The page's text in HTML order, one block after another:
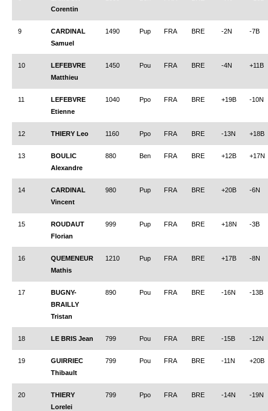
Les tournois
Les scolaires
Les stages
Les galeries
Les annonces de tournois
Corentin
9
CARDINAL
Samuel
1490 Pup FRA BRE -2N -7B
10
LEFEBVRE
Matthieu
1450 Pou FRA BRE -4N +11B
11
LEFEBVRE
Etienne
1040 Ppo FRA BRE +19B -10N
12 THIERY Leo 1160 Ppo FRA BRE -13N +18B
13
BOULIC
Alexandre
880 Ben FRA BRE +12B +17N
14
CARDINAL
Vincent
980 Pup FRA BRE +20B -6N
15
ROUDAUT
Florian
999 Pup FRA BRE +18N -3B
16
QUEMENEUR
Mathis
1210 Pup FRA BRE +17B -8N
17
BUGNY-
BRAILLY
Tristan
890 Pou FRA BRE -16N -13B
18 LE BRIS Jean 799 Pou FRA BRE -15B -12N
19
GUIRRIEC
Thibault
799 Pou FRA BRE -11N +20B
20
THIERY
Lorelei
799 Ppo FRA BRE -14N -19N